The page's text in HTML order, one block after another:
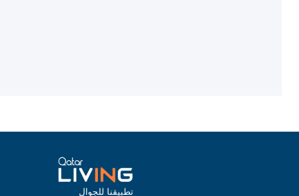
تطبيقنا للجوال